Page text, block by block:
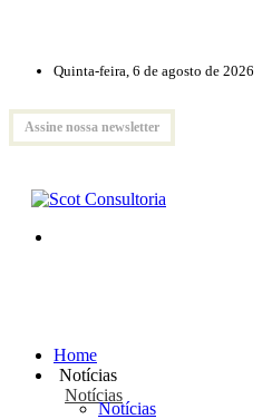
Quinta-feira, 6 de agosto de 2026
Assine nossa newsletter
Home
Notícias
Notícias
Notícias